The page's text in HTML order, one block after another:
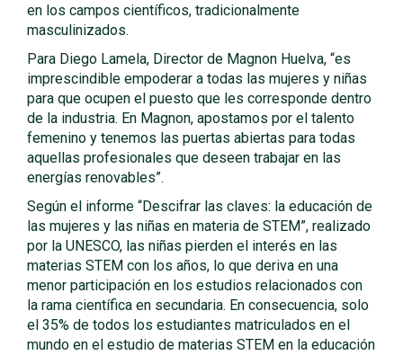
en los campos científicos, tradicionalmente
masculinizados.
Para Diego Lamela, Director de Magnon Huelva, “es
imprescindible empoderar a todas las mujeres y niñas
para que ocupen el puesto que les corresponde dentro
de la industria. En Magnon, apostamos por el talento
femenino y tenemos las puertas abiertas para todas
aquellas profesionales que deseen trabajar en las
energías renovables”.
Según el informe “Descifrar las claves: la educación de
las mujeres y las niñas en materia de STEM”, realizado
por la UNESCO, las niñas pierden el interés en las
materias STEM con los años, lo que deriva en una
menor participación en los estudios relacionados con
la rama científica en secundaria. En consecuencia, solo
el 35% de todos los estudiantes matriculados en el
mundo en el estudio de materias STEM en la educación